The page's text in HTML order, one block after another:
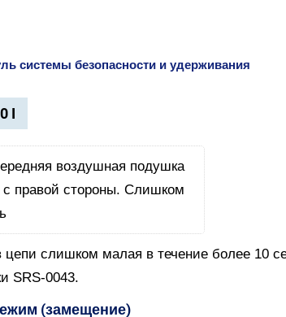
системы безопасности и удерживания
I
цепи слишком малая в течение более 10
SRS-0043.
(замещение)